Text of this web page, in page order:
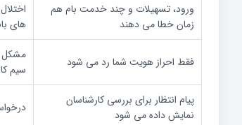
ورود، تسهیلات و چند خدمت بام هم
زمان خطا می دهند
های
فقط احراز هویت شما رد می شود
مشکل
سیم
پیام انتظار برای بررسی کارشناسان
نمایش داده می شود